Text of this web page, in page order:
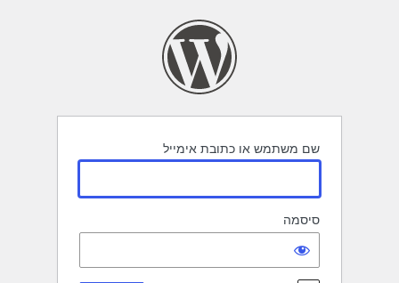
שם משתמש או כתובת אימייל
סיסמה